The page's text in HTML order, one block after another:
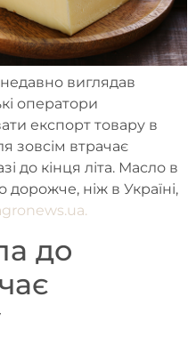
виглядав
оператори
експорт товару в
зовсім втрачає
до кінця літа. Масло в
ніж в Україні,
до